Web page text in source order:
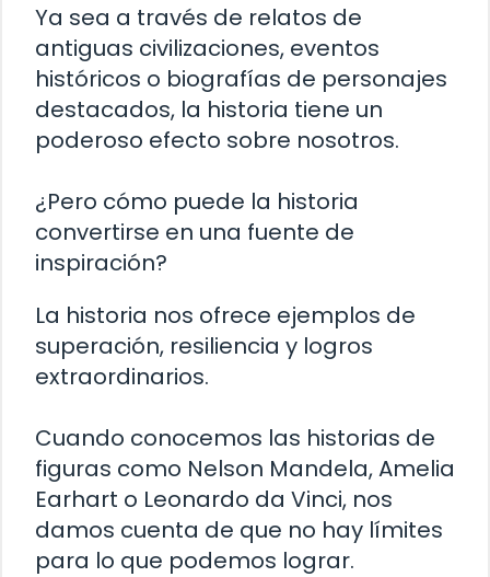
Ya sea a través de relatos de
antiguas civilizaciones, eventos
históricos o biografías de personajes
destacados, la historia tiene un
poderoso efecto sobre nosotros.
¿Pero cómo puede la historia
convertirse en una fuente de
inspiración?
La historia nos ofrece ejemplos de
superación, resiliencia y logros
extraordinarios.
Cuando conocemos las historias de
figuras como Nelson Mandela, Amelia
Earhart o Leonardo da Vinci, nos
damos cuenta de que no hay límites
para lo que podemos lograr.